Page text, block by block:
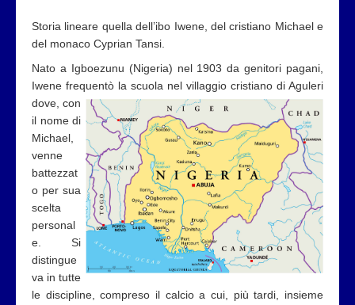
Storia lineare quella dell’ibo Iwene, del cristiano Michael e
del monaco Cyprian Tansi.
Nato a Igboezunu (Nigeria) nel 1903 da genitori pagani,
Iwene frequentò la scuola nel villaggio cristiano di Aguleri
dove, con
il nome di
Michael,
venne
battezzat
o per sua
scelta
personal
e. Si
distingue
va in tutte
le discipline, compreso il calcio a cui, più tardi, insieme